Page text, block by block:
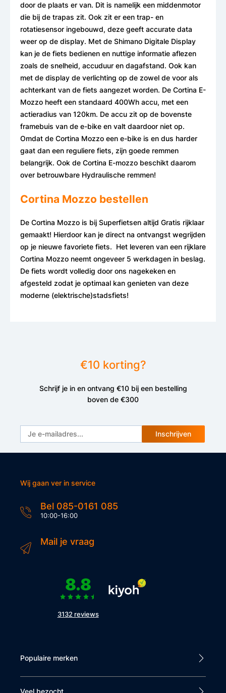
door de plaats er van. Dit is namelijk een middenmotor
die bij de trapas zit. Ook zit er een trap- en
rotatiesensor ingebouwd, deze geeft accurate data
weer op de display. Met de Shimano Digitale Display
kan je de fiets bedienen en nuttige informatie aflezen
zoals de snelheid, accuduur en dagafstand. Ook kan
met de display de verlichting op de zowel de voor als
achterkant van de fiets aangezet worden. De Cortina E-
Mozzo heeft een standaard 400Wh accu, met een
actieradius van 120km. De accu zit op de bovenste
framebuis van de e-bike en valt daardoor niet op.
Omdat de Cortina Mozzo een e-bike is en dus harder
gaat dan een reguliere fiets, zijn goede remmen
belangrijk. Ook de Cortina E-mozzo beschikt daarom
over betrouwbare Hydraulische remmen!
Cortina Mozzo bestellen
De Cortina Mozzo is bij Superfietsen altijd Gratis rijklaar
gemaakt! Hierdoor kan je direct na ontvangst wegrijden
op je nieuwe favoriete fiets. Het leveren van een rijklare
Cortina Mozzo neemt ongeveer 5 werkdagen in beslag.
De fiets wordt volledig door ons nagekeken en
afgesteld zodat je optimaal kan genieten van deze
moderne (elektrische)stadsfiets!
€10 korting?
Schrijf je in en ontvang €10 bij een bestelling
boven de €300
Inschrijven
Wij gaan ver in service
Bel 085-0161 085
10:00-16:00
Mail je vraag
8.8
3132 reviews
Populaire merken